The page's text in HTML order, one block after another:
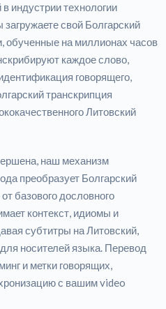
индустрии технологии
загружаете свой Болгарский
на миллионах часов
каждое слово,
говорящего,
транскрипция
Литовский
наш механизм
преобразует Болгарский
базового дословного
контекст, идиомы и
субтитры на Литовский,
носителей языка. Перевод
и метки говорящих,
с вашим video